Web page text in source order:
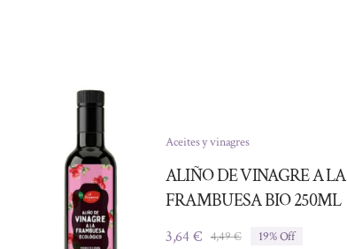
Aceites y vinagres
ALIÑO DE VINAGRE A LA
FRAMBUESA BIO 250ML
4,49€El
3,64€
El
19% Off